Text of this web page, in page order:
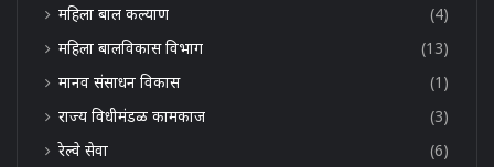
महिला बाल कल्याण
(4)
महिला बालविकास विभाग
(13)
मानव संसाधन विकास
(1)
राज्य विधीमंडळ कामकाज
(3)
रेल्वे सेवा
(6)